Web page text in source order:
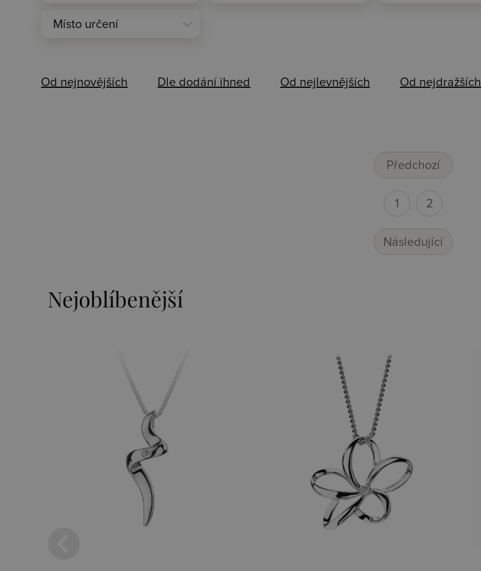
expand_more
Místo určení
Od nejnovějších Dle dodání ihned Od nejlevnějších Od nejdražších
Předchozí
1 2
Následující
Nejoblíbenější